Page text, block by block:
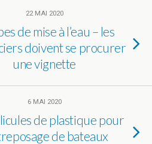
22 MAI 2020
de mise à l’eau – les
doivent se procurer
une vignette
6 MAI 2020
de plastique pour
de bateaux